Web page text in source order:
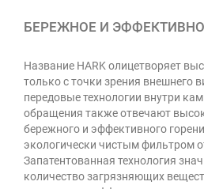
БЕРЕЖНОЕ И
Название HARK олицетворяет
только с точки зрения внешнего
передовые технологии внутри
обращения также отвечают
бережного и эффективного
экологически чистым фильтром
Запатентованная технология
количество загрязняющих